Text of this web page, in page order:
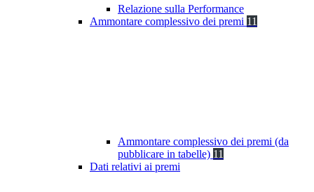
Relazione sulla Performance
Ammontare complessivo dei premi 11
Ammontare complessivo dei premi (da
pubblicare in tabelle) 11
Dati relativi ai premi